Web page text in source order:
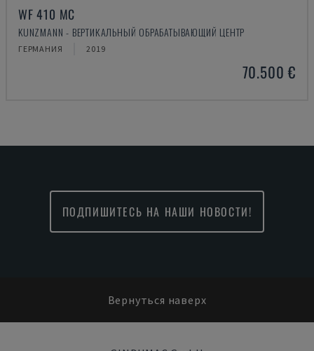
WF 410 MC
KUNZMANN - ВЕРТИКАЛЬНЫЙ ОБРАБАТЫВАЮЩИЙ ЦЕНТР
ГЕРМАНИЯ 2019
70.500 €
ПОДПИШИТЕСЬ НА НАШИ НОВОСТИ!
Вернуться наверх